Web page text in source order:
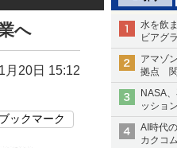
水を飲
ビアグ
アマゾ
拠点
NASA
ッショ
AI時代
カクコ
へ
月20日 15:12
ブックマーク